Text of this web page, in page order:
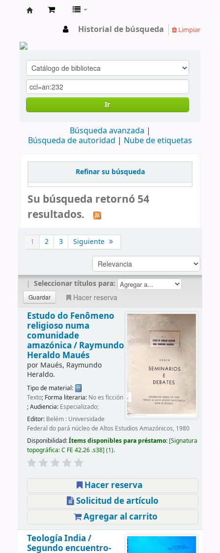
Historial de búsqueda Limpiar
Ir
Búsqueda avanzada
Búsqueda de autoridad
Nube de etiquetas
Refinar su búsqueda
Su búsqueda retornó 54
resultados.
1 2 3 Siguiente
| Seleccionar títulos para:
Hacer reserva
Estudo do Fenômeno
religioso numa
comunidade
amazónica / Raymundo
Heraldo Maués
por Maués, Raymundo
Heraldo.
Tipo de material:
Texto; Forma literaria: No es ficción
; Audiencia: Especializado;
Editor: Belém : Universidade
Federal do pará núcleo de Altos Estudios Amazónicos, 1980
Disponibilidad:Ítems disponibles para préstamo: Signatura
topográfica:C FE 42.26 .s38 (1).
Hacer reserva
Solicitud de artículo
Agregar al carrito
Teología India /
Segundo encuentro-